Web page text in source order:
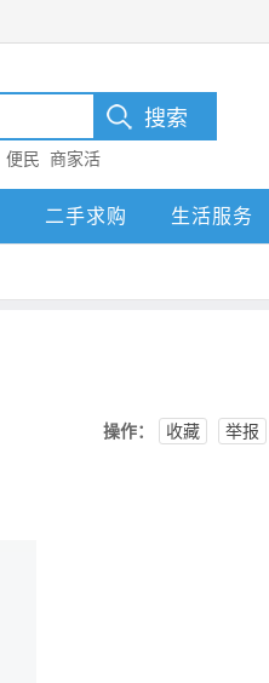
便民
商家活
二手求购 生活服务
操作： 收藏 举报